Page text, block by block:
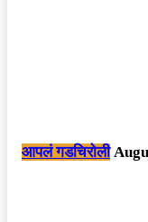
आपलं गडचिरोली